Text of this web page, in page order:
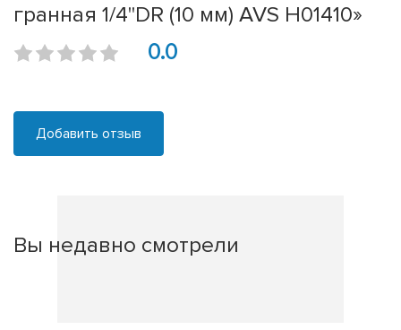
гранная 1/4''DR (10 мм) AVS H01410»
0.0
Добавить отзыв
Вы недавно смотрели